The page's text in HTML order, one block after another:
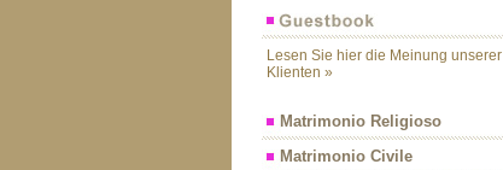
Lesen Sie hier die Meinung unserer
Klienten »
Matrimonio Religioso
Matrimonio Civile